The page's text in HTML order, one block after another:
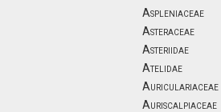
Aspleniaceae
Asteraceae
Asteriidae
Atelidae
Auriculariaceae
Auriscalpiaceae